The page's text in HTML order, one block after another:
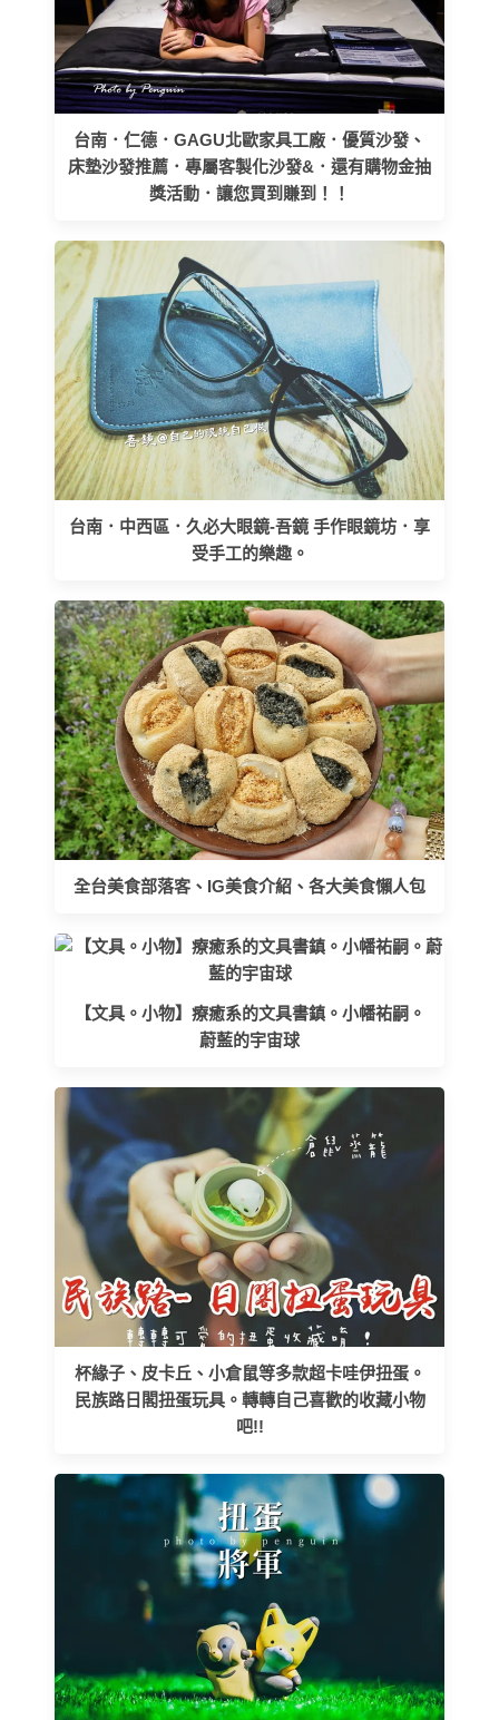
台南．仁德．GAGU北歐家具工廠．優質沙發、
床墊沙發推薦．專屬客製化沙發&．還有購物金抽
獎活動．讓您買到賺到！！
台南．中西區．久必大眼鏡-吾鏡 手作眼鏡坊．享
受手工的樂趣。
全台美食部落客、IG美食介紹、各大美食懶人包
【文具。小物】療癒系的文具書鎮。小幡祐嗣。
蔚藍的宇宙球
杯緣子、皮卡丘、小倉鼠等多款超卡哇伊扭蛋。
民族路日閣扭蛋玩具。轉轉自己喜歡的收藏小物
吧!!